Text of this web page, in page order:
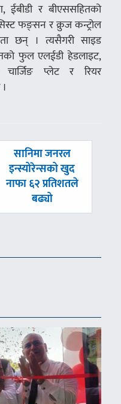
ईबीडी र बीएससहितको
फङ्सन र क्रुज कन्ट्रोल
छन् । त्यसैगरी साइड
फुल एलईडी हेडलाइट,
प्लेट र रियर
अघिल्लाे
-
सानिमा जनरल
इन्स्योरेन्सको खुद
नाफा ६२ प्रतिशतले
बढ्यो